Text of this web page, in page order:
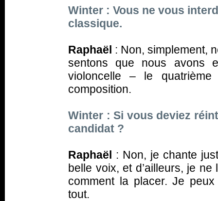
Winter : Vous ne vous
classique.
Raphaël : Non, simplement,
sentons que nous avons
violoncelle – le
composition.
Winter : Si vous deviez
candidat ?
Raphaël : Non, je chante
belle voix, et d’ailleurs, je
comment la placer. Je
tout.